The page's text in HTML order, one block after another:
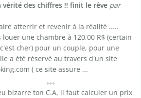
vérité des chiffres !! finit le rêve par
atterrir et revenir à la réalité .....
une chambre à 120,00 R$ (certain
cher) pour un couple, pour une
a été réservé au travers d'un site
( ce site assure ...
bizarre ton C.A, il faut calculer un prix